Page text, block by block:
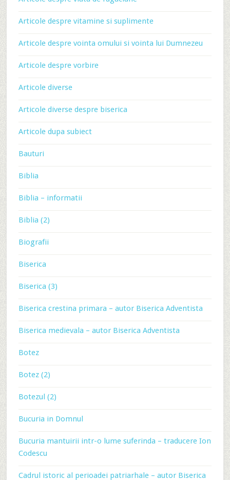
Articole despre vitamine si suplimente
Articole despre vointa omului si vointa lui Dumnezeu
Articole despre vorbire
Articole diverse
Articole diverse despre biserica
Articole dupa subiect
Bauturi
Biblia
Biblia – informatii
Biblia (2)
Biografii
Biserica
Biserica (3)
Biserica crestina primara – autor Biserica Adventista
Biserica medievala – autor Biserica Adventista
Botez
Botez (2)
Botezul (2)
Bucuria in Domnul
Bucuria mantuirii intr-o lume suferinda – traducere Ion
Codescu
Cadrul istoric al perioadei patriarhale – autor Biserica